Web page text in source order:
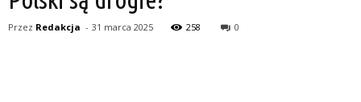
Przez Redakcja - 31 marca 2025 258 0